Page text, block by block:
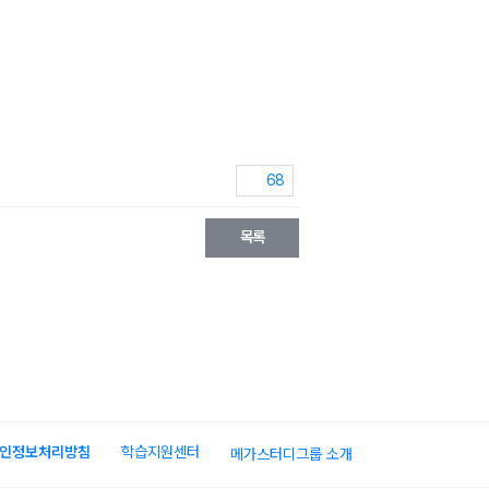
68
목록
정보처리방침 학습지원센터 메가스터디그룹 소개